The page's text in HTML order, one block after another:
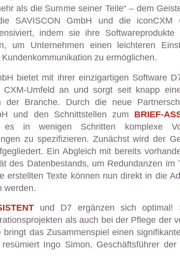
als die Summe seiner Teile“ – dem
SAVISCON GmbH und die iconCXM
indem sie ihre Softwareprodukte
um Unternehmen einen leichteren
zu ermöglichen.
bietet mit ihrer einzigartigen Software
CXM-Umfeld an und sorgt seit knapp
der Branche. Durch die neue
und den Schnittstellen zum BRIEF-
es in wenigen Schritten komplexe
zu spezifizieren. Zunächst wird der
Ein Abgleich mit bereits
des Datenbestands, um Redundanzen im
erstellten Texte können nun direkt in die
werden.
und D7 ergänzen sich optimal!
als auch bei der Pflege der
bringt das Zusammenspiel einen
Ingo Simon, Geschäftsführer der